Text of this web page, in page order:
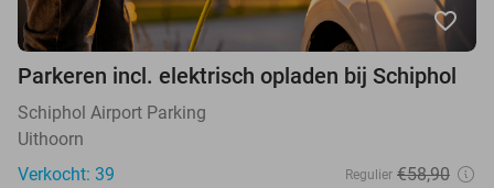
favorite_border
Parkeren incl. elektrisch opladen bij Schiphol
Schiphol Airport Parking
Uithoorn
Verkocht: 39
Regulier €58,90